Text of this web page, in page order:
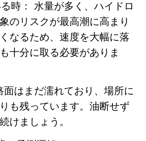
時： 水量が多く、ハイドロ
のリスクが最高潮に高まり
なるため、速度を大幅に落
十分に取る必要がありま
はまだ濡れており、場所に
も残っています。油断せず
けましょう。